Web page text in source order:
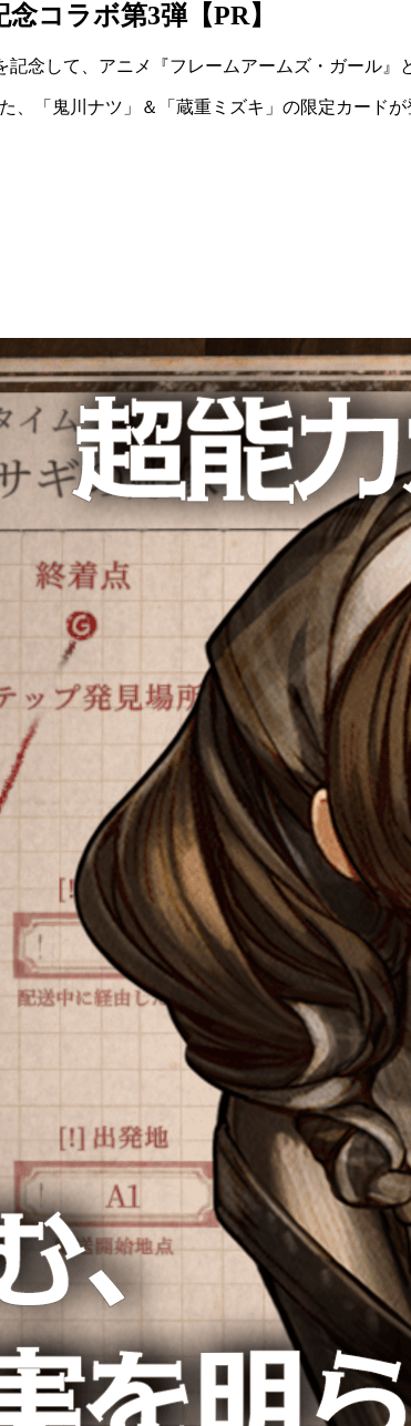
コラボ第3弾【PR】
念して、アニメ『フレームアームズ・ガール』
、「鬼川ナツ」＆「蔵重ミズキ」の限定カード